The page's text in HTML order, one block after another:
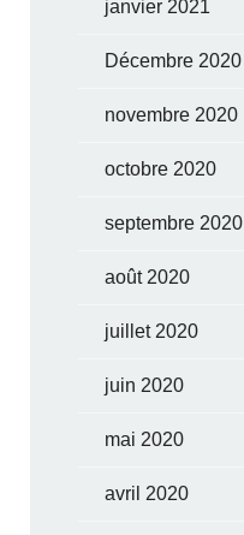
janvier 2021
Décembre 2020
novembre 2020
octobre 2020
septembre 2020
août 2020
juillet 2020
juin 2020
mai 2020
avril 2020